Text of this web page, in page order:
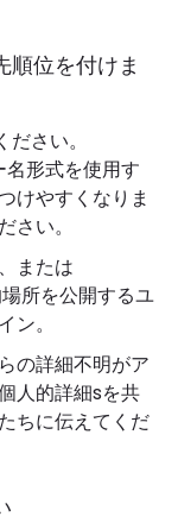
順位を付けま
さい。
形式を使用す
けやすくなりま
い。
または
所を公開するユ
。
の詳細不明がア
人的詳細sを共
ちに伝えてくだ